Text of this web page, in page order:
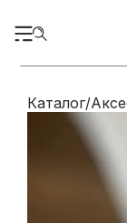
Каталог/